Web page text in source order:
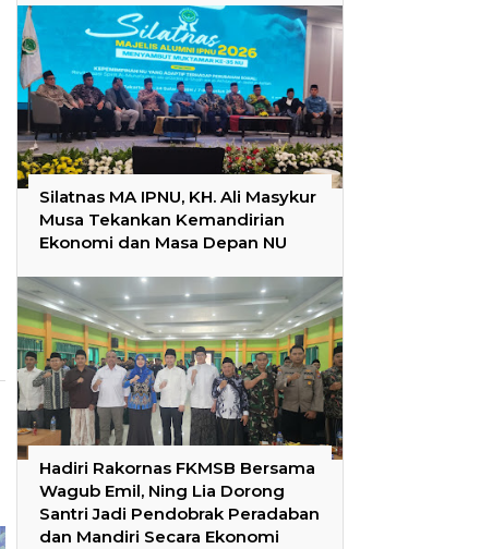
Silatnas MA IPNU, KH. Ali Masykur
Musa Tekankan Kemandirian
Ekonomi dan Masa Depan NU
Hadiri Rakornas FKMSB Bersama
Wagub Emil, Ning Lia Dorong
Santri Jadi Pendobrak Peradaban
dan Mandiri Secara Ekonomi